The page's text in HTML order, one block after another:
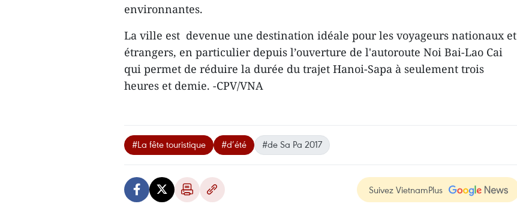
environnantes.
La ville est devenue une destination idéale pour les voyageurs nationaux et
étrangers, en particulier depuis l’ouverture de l'autoroute Noi Bai-Lao Cai
qui permet de réduire la durée du trajet Hanoi-Sapa à seulement trois
heures et demie. -CPV/VNA
#La fête touristique #d’été #de Sa Pa 2017
Suivez VietnamPlus